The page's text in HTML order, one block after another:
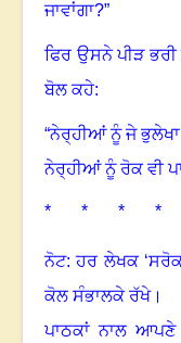
ਜਾਵਾਂਗਾ?”
ਫਿਰ ਉਸਨੇ ਪੀੜ
ਬੋਲ ਕਹੇ:
“ਨੇਰ੍ਹੀਆਂ ਨੂੰ ਜੇ ਭੁਲੇਖਾ
ਨੇਰ੍ਹੀਆਂ ਨੂੰ ਰੋਕ ਵੀ
* * * *
ਨੋਟ: ਹਰ ਲੇਖਕ
ਕੋਲ ਸੰਭਾਲਕੇ ਰੱਖੇ।
ਪਾਠਕਾਂ ਨਾਲ